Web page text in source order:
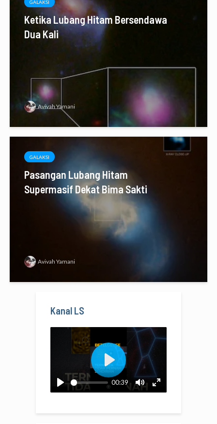
GALAKSI
Ketika Lubang Hitam Bersendawa
Dua Kali
Avivah Yamani
GALAKSI
Pasangan Lubang Hitam
Supermasif Dekat Bima Sakti
Avivah Yamani
Kanal LS